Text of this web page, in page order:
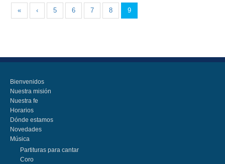
« ‹ 5 6 7 8 9
Bienvenidos
Nuestra misión
Nuestra fe
Horarios
Dónde estamos
Novedades
Música
Partituras para cantar
Coro